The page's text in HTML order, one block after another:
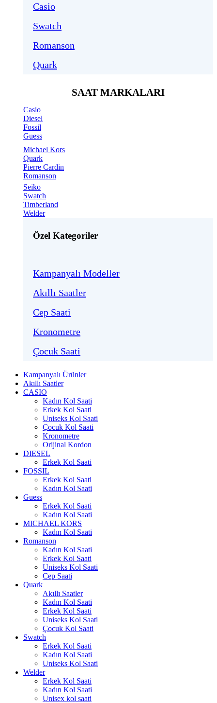
Casio
Swatch
Romanson
Quark
SAAT MARKALARI
Casio
Diesel
Fossil
Guess
Michael Kors
Quark
Pierre Cardin
Romanson
Seiko
Swatch
Timberland
Welder
Özel Kategoriler
Kampanyalı Modeller
Akıllı Saatler
Cep Saati
Kronometre
Çocuk Saati
Kampanyalı Ürünler
Akıllı Saatler
CASIO
Kadın Kol Saati
Erkek Kol Saati
Uniseks Kol Saati
Çocuk Kol Saati
Kronometre
Orijinal Kordon
DIESEL
Erkek Kol Saati
FOSSIL
Erkek Kol Saati
Kadın Kol Saati
Guess
Erkek Kol Saati
Kadın Kol Saati
MICHAEL KORS
Kadın Kol Saati
Romanson
Kadın Kol Saati
Erkek Kol Saati
Uniseks Kol Saati
Cep Saati
Quark
Akıllı Saatler
Kadın Kol Saati
Erkek Kol Saati
Uniseks Kol Saati
Çocuk Kol Saati
Swatch
Erkek Kol Saati
Kadın Kol Saati
Uniseks Kol Saati
Welder
Erkek Kol Saati
Kadın Kol Saati
Unisex kol saati